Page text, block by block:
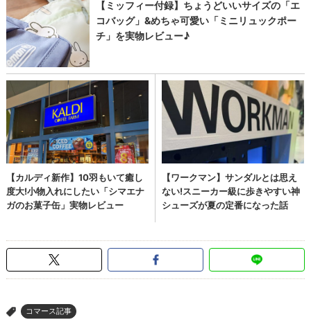
> コマース記事